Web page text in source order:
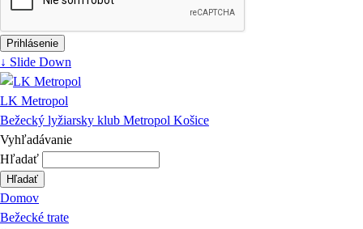
↓ Slide Down
LK Metropol
Bežecký lyžiarsky klub Metropol Košice
Vyhľadávanie
Hľadať
Domov
Bežecké trate